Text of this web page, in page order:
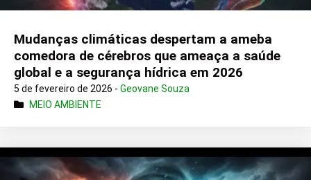
Mudanças climáticas despertam a ameba
comedora de cérebros que ameaça a saúde
global e a segurança hídrica em 2026
5 de fevereiro de 2026 - Geovane Souza
MEIO AMBIENTE